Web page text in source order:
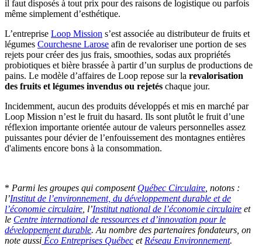
il faut disposés à tout prix pour des raisons de logistique ou parfois
même simplement d’esthétique.
L’entreprise Loop Mission s’est associée au distributeur de fruits et
légumes Courchesne Larose afin de revaloriser une portion de ses
rejets pour créer des jus frais, smoothies, sodas aux propriétés
probiotiques et bière brassée à partir d’un surplus de productions de
pains. Le modèle d’affaires de Loop repose sur la revalorisation
des fruits et légumes invendus ou rejetés chaque jour.
Incidemment, aucun des produits développés et mis en marché par
Loop Mission n’est le fruit du hasard. Ils sont plutôt le fruit d’une
réflexion importante orientée autour de valeurs personnelles assez
puissantes pour dévier de l’enfouissement des montagnes entières
d'aliments encore bons à la consommation.
* Parmi les groupes qui composent Québec Circulaire , notons :
l’Institut de l’environnement, du développement durable et de
l’économie circulaire , l’Institut national de l’économie circulaire et
le Centre international de ressources et d’innovation pour le
développement durable. Au nombre des partenaires fondateurs, on
note aussi Éco Entreprises Québec et Réseau Environnement.